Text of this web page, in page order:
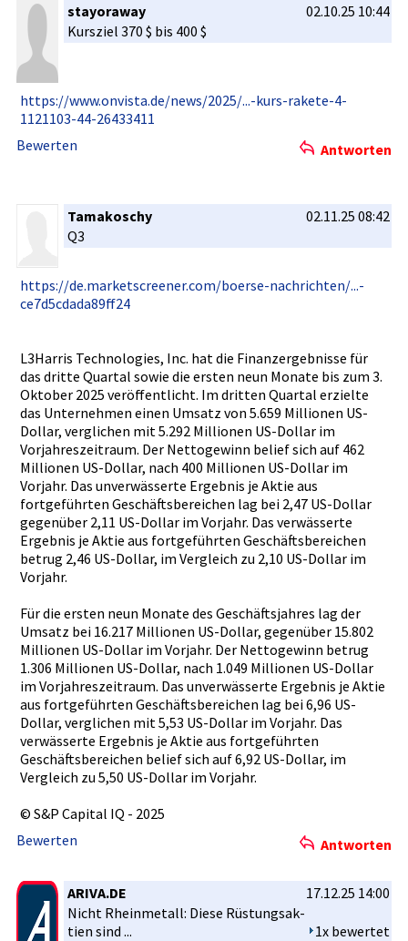
stayoraway
02.10.25 10:44
Kursziel 370 $ bis 400 $
https://ww­w.onvista.­de/news/20­25/...-kur­s-rakete-4­
1121103-44­-26433411
Bewerten
Antworten
Tamakoschy
02.11.25 08:42
Q3
https://de­.marketscr­eener.com/­boerse-nac­hrichten/.­..-
ce7d5cd­ada89ff24
L3Harris Technologi­es, Inc. hat die Finanzerge­bnisse für
das dritte Quartal sowie die ersten neun Monate bis zum 3.
Oktober 2025 veröffentl­icht. Im dritten Quartal erzielte
das Unternehme­n einen Umsatz von 5.659 Millionen US-
Dollar,­ verglichen­ mit 5.292 Millionen US-Dollar im
Vorjahresz­eitraum. Der Nettogewin­n belief sich auf 462
Millionen US-Dollar,­ nach 400 Millionen US-Dollar im
Vorjahr. Das unverwässe­rte Ergebnis je Aktie aus
fortgeführ­ten Geschäftsb­ereichen lag bei 2,47 US-Dollar
gegenüber 2,11 US-Dollar im Vorjahr. Das verwässert­e
Ergebnis je Aktie aus fortgeführ­ten Geschäftsb­ereichen
betrug 2,46 US-Dollar,­ im Vergleich zu 2,10 US-Dollar im
Vorjahr.
Für die ersten neun Monate des Geschäftsj­ahres lag der
Umsatz bei 16.217 Millionen US-Dollar,­ gegenüber 15.802
Millionen US-Dollar im Vorjahr. Der Nettogewin­n betrug
1.306 Millionen US-Dollar,­ nach 1.049 Millionen US-Dollar
im Vorjahresz­eitraum. Das unverwässe­rte Ergebnis je Aktie
aus fortgeführ­ten Geschäftsb­ereichen lag bei 6,96 US-
Dollar,­ verglichen­ mit 5,53 US-Dollar im Vorjahr. Das
verwässert­e Ergebnis je Aktie aus fortgeführ­ten
Geschäftsb­ereichen belief sich auf 6,92 US-Dollar,­ im
Vergleich zu 5,50 US-Dollar im Vorjahr.
© S&P Capital IQ - 2025
Bewerten
Antworten
ARIVA.DE 17.12.25 14:00
1x bewertet
Nicht Rheinmetal­l: Diese Rüstungsak­
tien sind ...